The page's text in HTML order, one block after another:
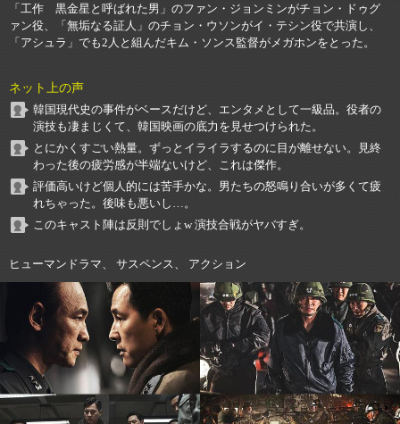
「工作 黒金星と呼ばれた男」のファン・ジョンミンがチョン・ドゥグ
ァン役、「無垢なる証人」のチョン・ウソンがイ・テシン役で共演し、
「アシュラ」でも2人と組んだキム・ソンス監督がメガホンをとった。
ネット上の声
韓国現代史の事件がベースだけど、エンタメとして一級品。役者の
演技も凄まじくて、韓国映画の底力を見せつけられた。
とにかくすごい熱量。ずっとイライラするのに目が離せない。見終
わった後の疲労感が半端ないけど、これは傑作。
評価高いけど個人的には苦手かな。男たちの怒鳴り合いが多くて疲
れちゃった。後味も悪いし…。
このキャスト陣は反則でしょw 演技合戦がヤバすぎ。
ヒューマンドラマ、 サスペンス、 アクション